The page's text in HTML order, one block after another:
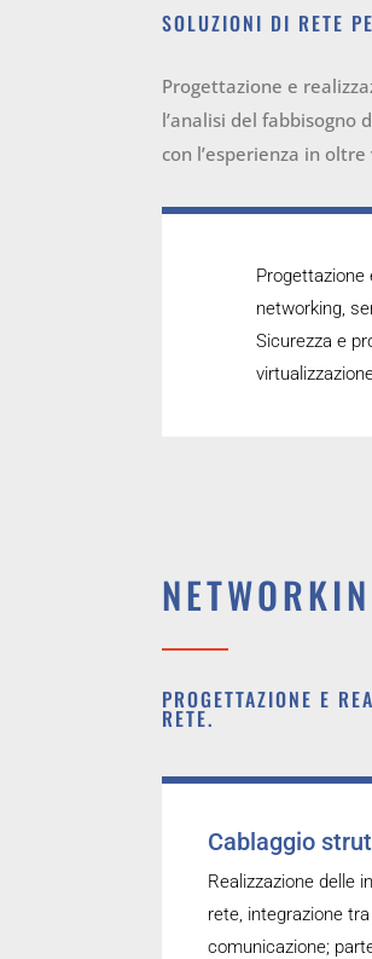
SOLUZIONI DI RETE
Progettazione e
l’analisi del
con l’esperienza in
Progettazione
networking,
Sicurezza e
PROGETTAZIONE E
RETE.
Cablaggio
Realizzazione delle
rete, integrazione
comunicazione;